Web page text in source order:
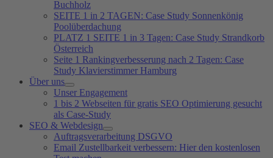
Buchholz
SEITE 1 in 2 TAGEN: Case Study Sonnenkönig
Poolüberdachung
PLATZ 1 SEITE 1 in 3 Tagen: Case Study Strandkorb
Österreich
Seite 1 Rankingverbesserung nach 2 Tagen: Case
Study Klavierstimmer Hamburg
Über uns
Unser Engagement
1 bis 2 Webseiten für gratis SEO Optimierung gesucht
als Case-Study
SEO & Webdesign
Auftragsverarbeitung DSGVO
Email Zustellbarkeit verbessern: Hier den kostenlosen